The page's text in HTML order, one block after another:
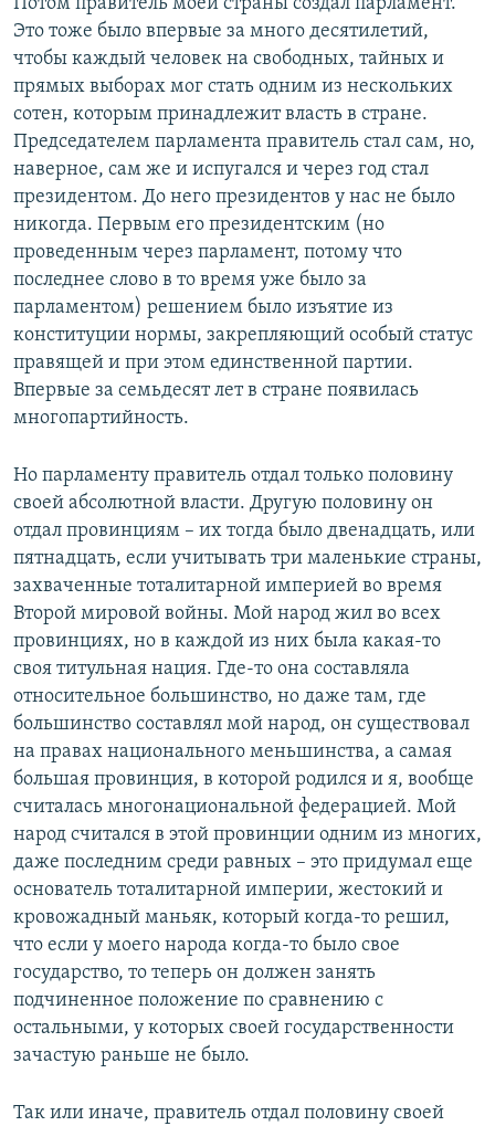
Потом правитель моей страны создал парламент.
Это тоже было впервые за много десятилетий,
чтобы каждый человек на свободных, тайных и
прямых выборах мог стать одним из нескольких
сотен, которым принадлежит власть в стране.
Председателем парламента правитель стал сам, но,
наверное, сам же и испугался и через год стал
президентом. До него президентов у нас не было
никогда. Первым его президентским (но
проведенным через парламент, потому что
последнее слово в то время уже было за
парламентом) решением было изъятие из
конституции нормы, закрепляющий особый статус
правящей и при этом единственной партии.
Впервые за семьдесят лет в стране появилась
многопартийность.
Но парламенту правитель отдал только половину
своей абсолютной власти. Другую половину он
отдал провинциям – их тогда было двенадцать, или
пятнадцать, если учитывать три маленькие страны,
захваченные тоталитарной империей во время
Второй мировой войны. Мой народ жил во всех
провинциях, но в каждой из них была какая-то
своя титульная нация. Где-то она составляла
относительное большинство, но даже там, где
большинство составлял мой народ, он существовал
на правах национального меньшинства, а самая
большая провинция, в которой родился и я, вообще
считалась многонациональной федерацией. Мой
народ считался в этой провинции одним из многих,
даже последним среди равных – это придумал еще
основатель тоталитарной империи, жестокий и
кровожадный маньяк, который когда-то решил,
что если у моего народа когда-то было свое
государство, то теперь он должен занять
подчиненное положение по сравнению с
остальными, у которых своей государственности
зачастую раньше не было.
Так или иначе, правитель отдал половину своей